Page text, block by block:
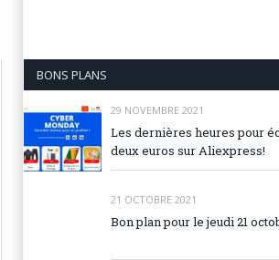
BONS PLANS
29 NOVEMBRE 2021
Les dernières heures pour
deux euros sur Aliexpress!
21 OCTOBRE 2021
Bon plan pour le jeudi 21